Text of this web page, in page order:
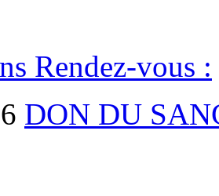
Rendez-vous :
DON DU